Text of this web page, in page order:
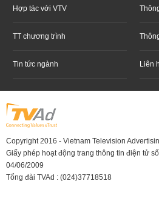
Hợp tác với VTV
TT chương trình
Tin tức ngành Liên
Copyright 2016 - Vietnam Television
Giấy phép hoạt động trang thông tin điện tử
04/06/2009
Tổng đài TVAd : (024)37718518